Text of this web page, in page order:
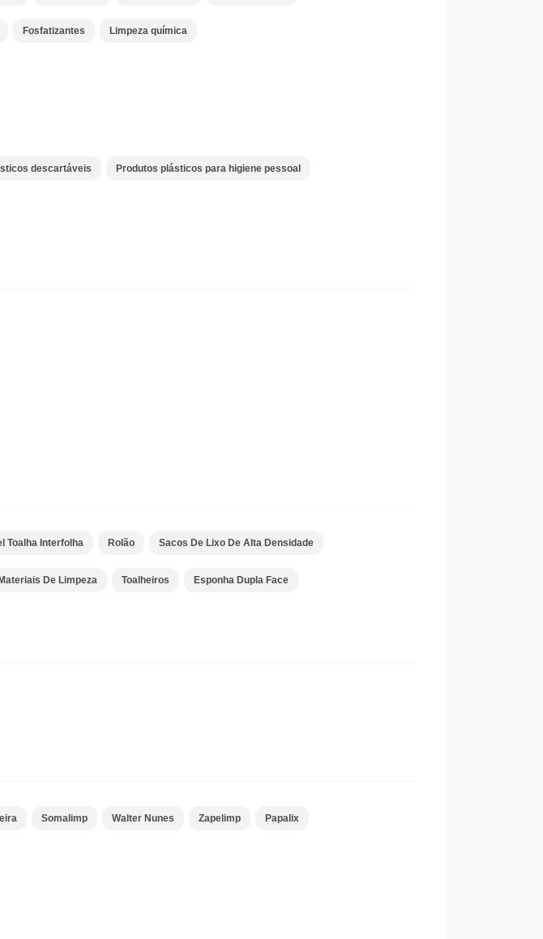
Fosfatizantes Limpeza química
descartáveis Produtos plásticos para higiene pessoal
Toalha Interfolha Rolão Sacos De Lixo De Alta Densidade
Materiais De Limpeza Toalheiros Esponha Dupla Face
Somalimp Walter Nunes Zapelimp Papalix